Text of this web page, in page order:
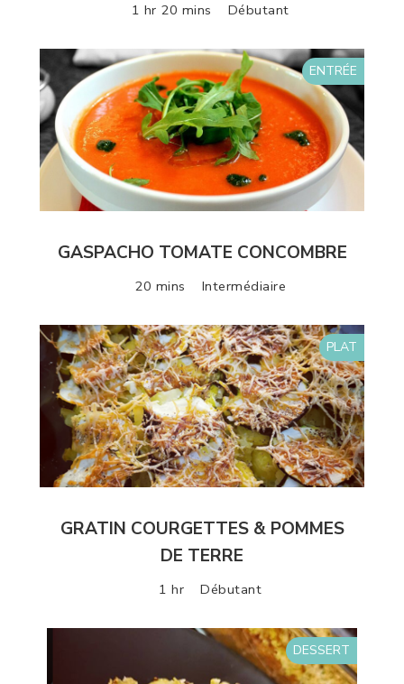
1 hr 20 mins Débutant
ENTRÉE
GASPACHO TOMATE CONCOMBRE
20 mins Intermédiaire
PLAT
GRATIN COURGETTES & POMMES
DE TERRE
1 hr Débutant
DESSERT